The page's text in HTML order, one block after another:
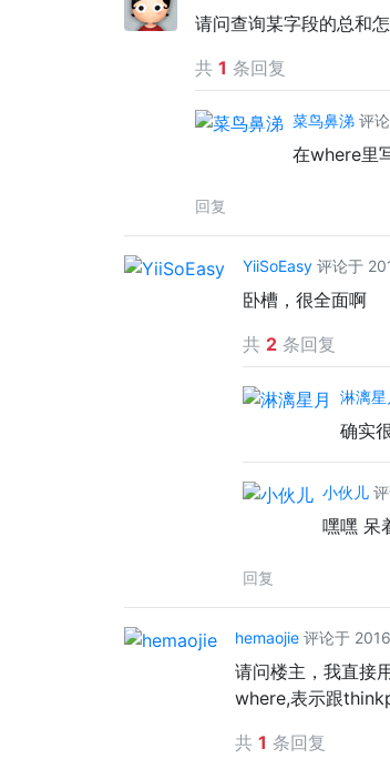
请问查询某字段的总和
共 1 条回复
菜鸟鼻涕 评
在where里
回复
YiiSoEasy 评论于
卧槽，很全面啊
共 2 条回复
淋漓星
确实
小伙儿
嘿嘿 呆
回复
hemaojie 评论于
请问楼主，我直接
where,表示跟
共 1 条回复